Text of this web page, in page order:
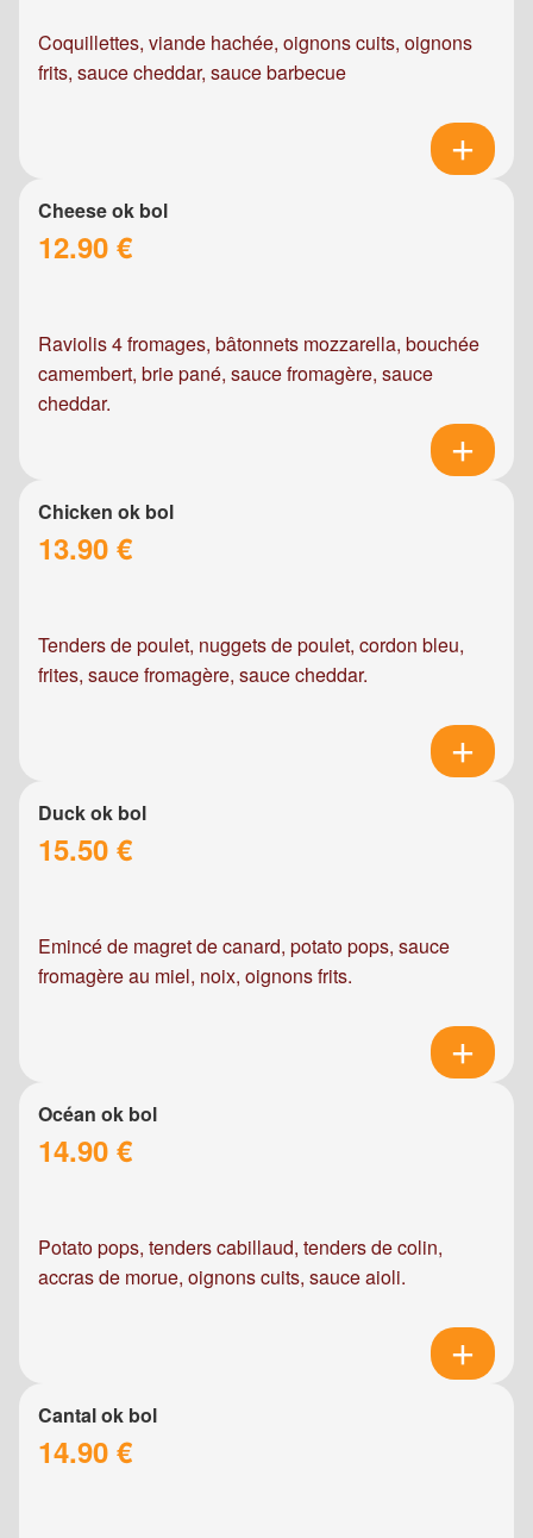
Coquillettes, viande hachée, oignons cuits, oignons
frits, sauce cheddar, sauce barbecue
Cheese ok bol
12.90 €
Raviolis 4 fromages, bâtonnets mozzarella, bouchée
camembert, brie pané, sauce fromagère, sauce
cheddar.
Chicken ok bol
13.90 €
Tenders de poulet, nuggets de poulet, cordon bleu,
frites, sauce fromagère, sauce cheddar.
Duck ok bol
15.50 €
Emincé de magret de canard, potato pops, sauce
fromagère au miel, noix, oignons frits.
Océan ok bol
14.90 €
Potato pops, tenders cabillaud, tenders de colin,
accras de morue, oignons cuits, sauce aioli.
Cantal ok bol
14.90 €